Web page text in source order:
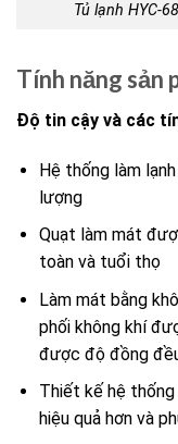
Tủ lạnh HYC-
Tính năng sản
Độ tin cậy và các
Hệ thống làm
lượng
Quạt làm mát
toàn và tuổi thọ
Làm mát bằng
phối không khí
được độ đồng
Thiết kế hệ
hiệu quả hơn và